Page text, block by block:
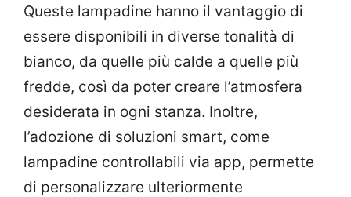
Queste lampadine hanno il vantaggio di
essere disponibili in diverse tonalità di
bianco, da quelle più calde a quelle più
fredde, così da poter creare l’atmosfera
desiderata in ogni stanza. Inoltre,
l’adozione di soluzioni smart, come
lampadine controllabili via app, permette
di personalizzare ulteriormente